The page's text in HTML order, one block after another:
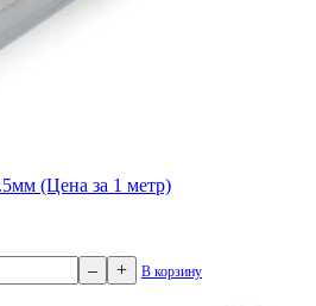
(Цена за 1 метр)
– + В корзину